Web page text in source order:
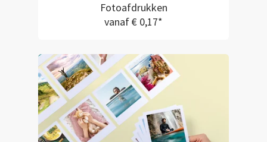
Fotoafdrukken
vanaf € 0,17*